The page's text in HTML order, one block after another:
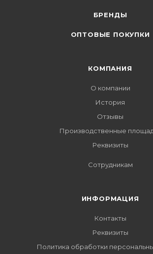
БРЕНДЫ
ОПТОВЫЕ ПОКУПКИ
КОМПАНИЯ
О компании
История
Отзывы
Производственные
Реквизиты
Сотрудникам
ИНФОРМАЦИЯ
Контакты
Реквизиты
Политика обработки